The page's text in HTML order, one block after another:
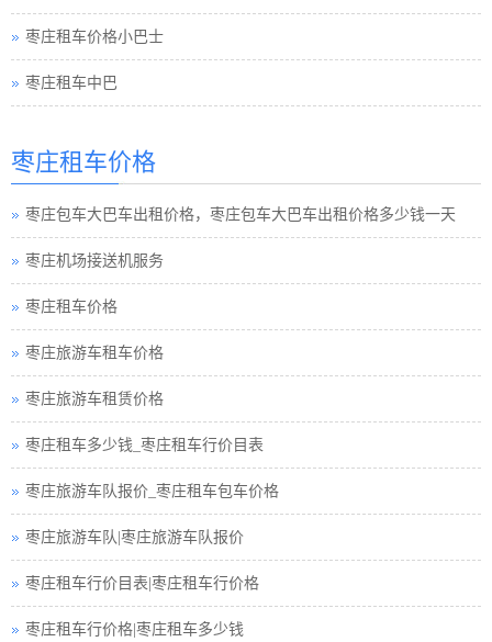
枣庄租车价格小巴士
枣庄租车中巴
枣庄包车旅游
枣庄租车须知小车
枣庄巴士租车公司
枣庄小车租车公司
枣庄旅游包车小车
枣庄旅游小车车队
枣庄租车接送小车
枣庄旅游小车小车
枣庄汽车租赁中巴
枣庄租车行小车
枣庄小车租赁公司
枣庄租车价格
枣庄包车大巴车出租价格，枣庄包车大巴车出租价格多少钱一天
枣庄机场接送机服务
枣庄租车价格
枣庄旅游车租车价格
枣庄旅游车租赁价格
枣庄租车多少钱_枣庄租车行价目表
枣庄旅游车队报价_枣庄租车包车价格
枣庄旅游车队|枣庄旅游车队报价
枣庄租车行价目表|枣庄租车行价格
枣庄租车行价格|枣庄租车多少钱